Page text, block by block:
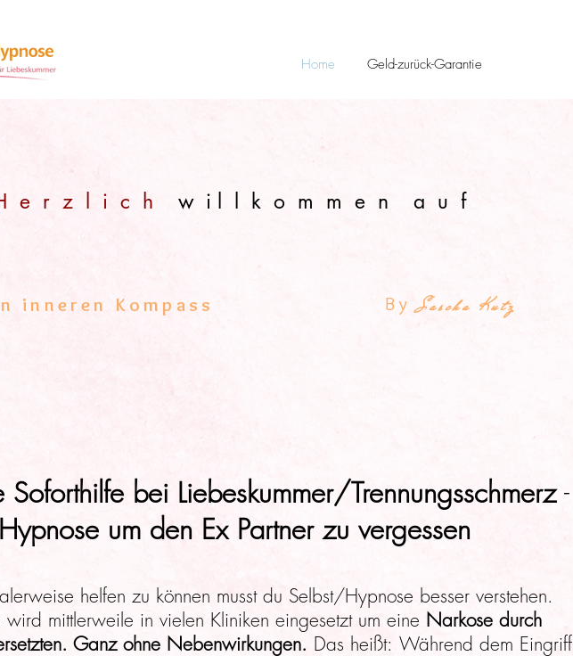
Home Geld-zurück-Garantie
e r z l i c h w i l l k o m m e n a u f
inneren Kompass By Sascha Kutz
Soforthilfe bei Liebeskummer/Trennungsschmerz-
Hypnose um den Ex Partner zu vergessen
helfen zu können musst du Selbst/Hypnose besser verstehen.
wird mittlerweile in vielen Kliniken eingesetzt um eine Narkose durch
Ganz ohne Nebenwirkungen. Das heißt: Während dem Eingriff